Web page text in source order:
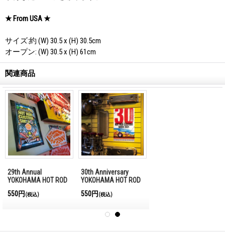
★ From USA ★
サイズ:約 (W) 30.5 x (H) 30.5cm
オープン: (W) 30.5 x (H) 61cm
関連商品
29th Annual
YOKOHAMA HOT ROD
ポスター
550円 (税込)
30th Anniversary
YOKOHAMA HOT ROD
ポスター
550円 (税込)